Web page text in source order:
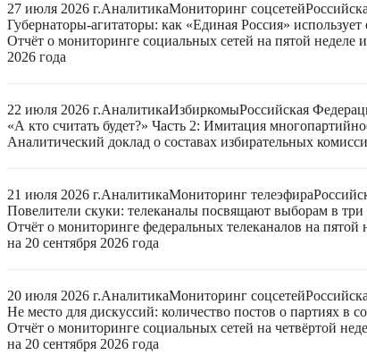
27 июля 2026 г.АналитикаМониторинг соцсетей
Губернаторы-агитаторы: как «Единая Россия»
Отчёт о мониторинге социальных сетей на пятой
2026 года
22 июля 2026 г.АналитикаИзбиркомыРоссийская
«А кто считать будет?» Часть 2: Имитация
Аналитический доклад о составах избирательных
21 июля 2026 г.АналитикаМониторинг телеэфира
Повелители скуки: телеканалы посвящают выборам в
Отчёт о мониторинге федеральных телеканалов на
на 20 сентября 2026 года
20 июля 2026 г.АналитикаМониторинг соцсетей
Не место для дискуссий: количество постов о партиях в
Отчёт о мониторинге социальных сетей на четвёртой
на 20 сентября 2026 года